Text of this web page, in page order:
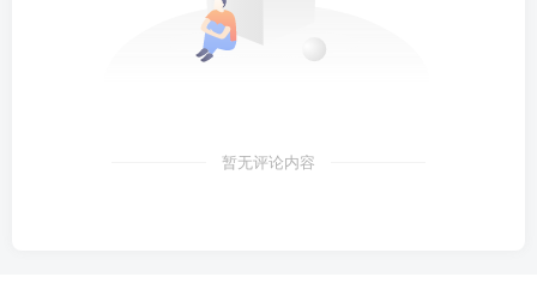
暂无评论内容